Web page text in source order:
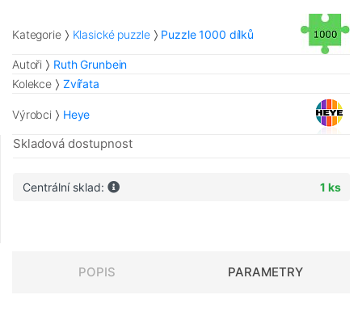
Kategorie Klasické puzzle Puzzle 1000 dílků
Autoři
Ruth Grunbein
Kolekce
Zvířata
Výrobci Heye
Skladová dostupnost
Centrální sklad: 1 ks
POPIS PARAMETRY